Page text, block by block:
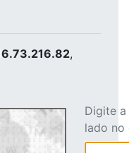
,
Digite
lado no